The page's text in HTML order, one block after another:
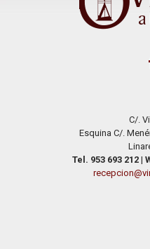
C/.
Esquina C/.
Tel. 953 693 212|